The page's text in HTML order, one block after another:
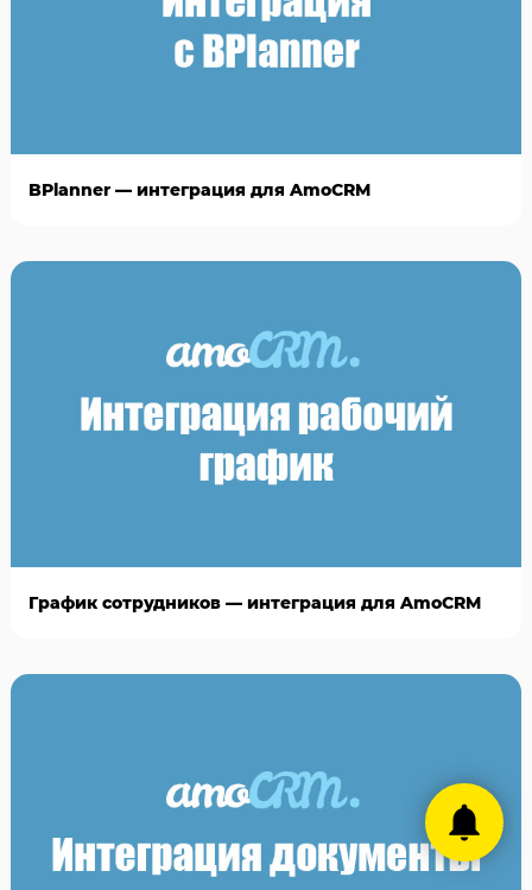
BPlanner — интеграция для AmoCRM
График сотрудников — интеграция для AmoCRM